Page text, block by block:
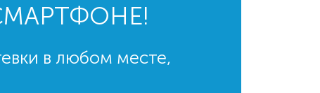
в любом месте,